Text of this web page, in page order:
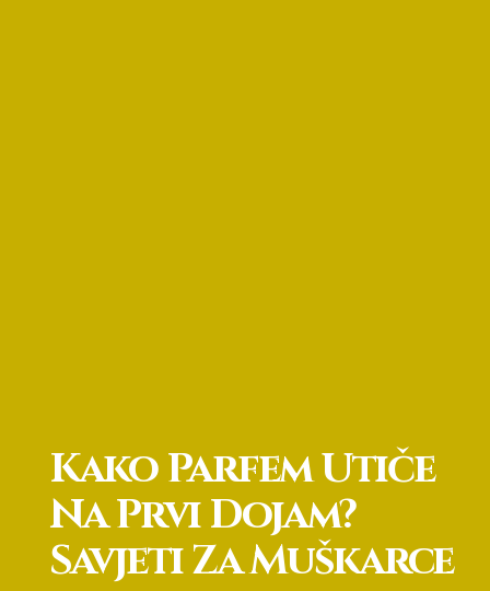
Kako Parfem Utiče
Na Prvi Dojam?
Savjeti Za Muškarce